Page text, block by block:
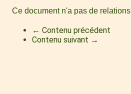
Ce document n'a pas de relations
← Contenu précédent
Contenu suivant →